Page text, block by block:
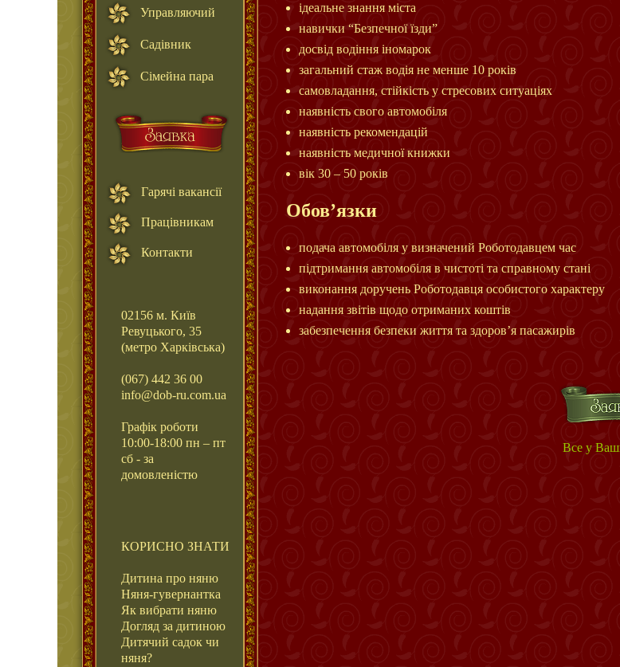
Управляючий
Садівник
Сімейна пара
Гарячі вакансії
Працівникам
Контакти
02156 м. Київ
Ревуцького, 35
(метро Харківська)
(067) 442 36 00
info@dob-ru.com.ua
Графік роботи
10:00-18:00 пн – пт
сб - за
домовленістю
КОРИСНО ЗНАТИ
Дитина про няню
Няня-гувернантка
Як вибрати няню
Догляд за дитиною
Дитячий садок чи
няня?
ідеальне знання міста
навички “Безпечної їзди”
досвід водіння іномарок
загальний стаж водія не менше 10 років
самовладання, стійкість у стресових ситуаціях
наявність свого автомобіля
наявність рекомендацій
наявність медичної книжки
вік 30 – 50 років
Обов’язки
подача автомобіля у визначений Роботодавцем час
підтримання автомобіля в чистоті та справному стані
виконання доручень Роботодавця особистого характеру
надання звітів щодо отриманих коштів
забезпечення безпеки життя та здоров’я пасажирів
Все у